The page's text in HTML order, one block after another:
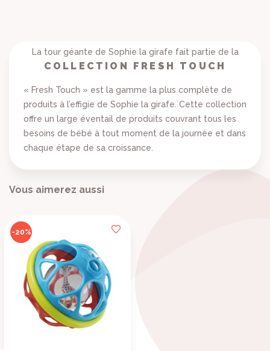
Ajouter à ma liste d'envies ×
((title))
((label))
Connexion
Vous devez être connecté pour ajouter des produits à
votre liste d'envies.
La tour géante de Sophie la girafe fait partie de la
COLLECTION FRESH TOUCH
« Fresh Touch » est la gamme la plus complète de
produits à l’effigie de Sophie la girafe. Cette collection
offre un large éventail de produits couvrant tous les
besoins de bébé à tout moment de la journée et dans
chaque étape de sa croissance.
Vous aimerez aussi
-20%